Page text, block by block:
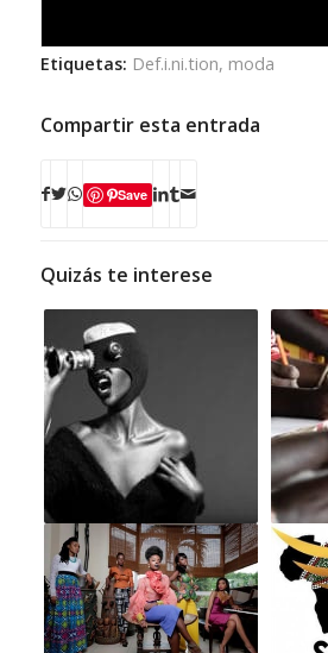
Etiquetas: Def.i.ni.tion, moda
Compartir esta entrada
Save
Quizás te interese